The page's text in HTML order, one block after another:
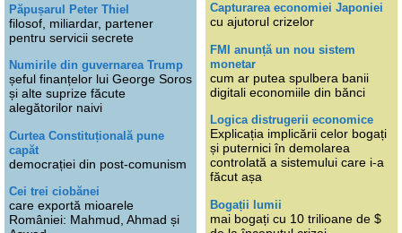
Păpușarul Peter Thiel
filosof, miliardar, partener
pentru servicii secrete
Numirile din guvernarea Trump
șeful finanțelor lui George Soros
și alte suprize făcute
alegătorilor naivi
Curtea Constituțională pune
capăt
democrației din post-comunism
Cei trei ciobănei
care exportă mioarele
României: Mahmud, Ahmad și
Capturarea economiei Japoniei
cu ajutorul crizelor
FMI anunță un nou sistem
monetar
cum ar putea spulbera banii
digitali economiile din bănci
Logica distrugerii economice
Explicația implicării celor bogați
și puternici în demolarea
controlată a sistemului care i-a
făcut așa
Bogații lumii
mai bogați cu 10 trilioane de $